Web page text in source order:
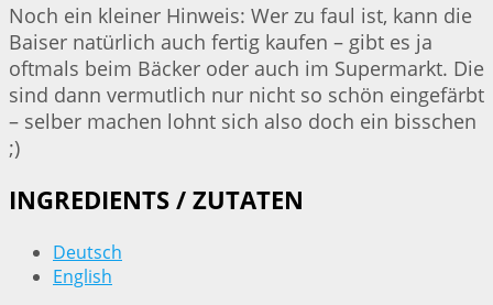
Noch ein kleiner Hinweis: Wer zu faul ist, kann die
Baiser natürlich auch fertig kaufen – gibt es ja
oftmals beim Bäcker oder auch im Supermarkt. Die
sind dann vermutlich nur nicht so schön eingefärbt
– selber machen lohnt sich also doch ein bisschen
;)
INGREDIENTS / ZUTATEN
Deutsch
English